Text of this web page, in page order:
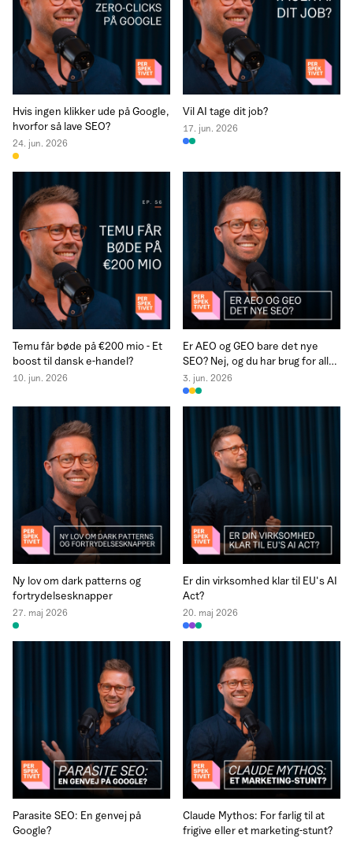
Hvis ingen klikker ude på Google,
hvorfor så lave SEO?
24. jun. 2026
Vil AI tage dit job?
17. jun. 2026
Temu får bøde på €200 mio - Et
boost til dansk e-handel?
10. jun. 2026
Er AEO og GEO bare det nye
SEO? Nej, og du har brug for alle
3
3. jun. 2026
Ny lov om dark patterns og
fortrydelsesknapper
27. maj 2026
Er din virksomhed klar til EU's AI
Act?
20. maj 2026
Parasite SEO: En genvej på
Google?
Claude Mythos: For farlig til at
frigive eller et marketing-stunt?